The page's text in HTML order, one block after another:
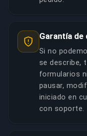
Garantía de
Si no
se describe,
formularios
pausar,
iniciado en
con soporte.